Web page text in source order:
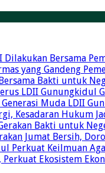
Bersama
yang Gandeng
Bakti untuk
LDII Gunungkidul
Muda LDII
Kesadaran Hukum
Bakti untuk
Jumat Bersih,
Perkuat Keilmuan
Ekosistem